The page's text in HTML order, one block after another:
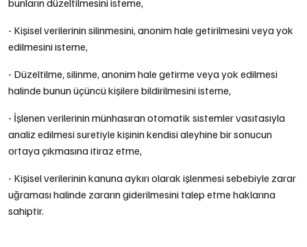
- Kişisel verilerinin silinmesini, anonim hale getirilmesini veya yok
edilmesini isteme,
- Düzeltilme, silinme, anonim hale getirme veya yok edilmesi
halinde bunun üçüncü kişilere bildirilmesini isteme,
- İşlenen verilerinin münhasıran otomatik sistemler vasıtasıyla
analiz edilmesi suretiyle kişinin kendisi aleyhine bir sonucun
ortaya çıkmasına itiraz etme,
- Kişisel verilerinin kanuna aykırı olarak işlenmesi sebebiyle zarar
uğraması halinde zararın giderilmesini talep etme haklarına
sahiptir.